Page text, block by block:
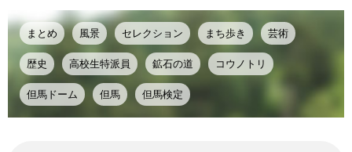
まとめ 風景 セレクション まち歩き 芸術
歴史 高校生特派員 鉱石の道 コウノトリ
但馬ドーム 但馬 但馬検定